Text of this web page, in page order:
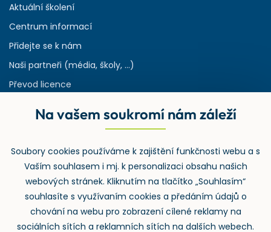
Aktuální školení
Centrum informací
Přidejte se k nám
Naši partneři (média, školy, ...)
Převod licence
Rejstřík používaných zkratek v odpadech
Zpětný odběr
Na vašem soukromí nám záleží
Soubory cookies používáme k zajištění funkčnosti webu a s
Vaším souhlasem i mj. k personalizaci obsahu našich
webových stránek. Kliknutím na tlačítko „Souhlasím“
souhlasíte s využívaním cookies a předáním údajů o
chování na webu pro zobrazení cílené reklamy na
sociálních sítích a reklamních sítích na dalších webech.